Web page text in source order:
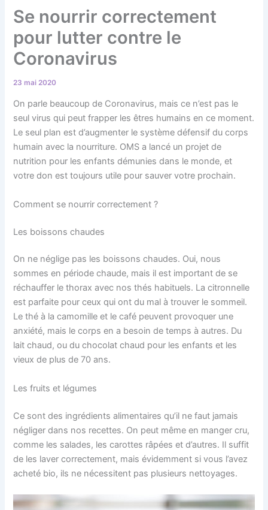
Se nourrir correctement
pour lutter contre le
Coronavirus
23 mai 2020
On parle beaucoup de Coronavirus, mais ce n’est pas le
seul virus qui peut frapper les êtres humains en ce moment.
Le seul plan est d’augmenter le système défensif du corps
humain avec la nourriture. OMS a lancé un projet de
nutrition pour les enfants démunies dans le monde, et
votre don est toujours utile pour sauver votre prochain.
Comment se nourrir correctement ?
Les boissons chaudes
On ne néglige pas les boissons chaudes. Oui, nous
sommes en période chaude, mais il est important de se
réchauffer le thorax avec nos thés habituels. La citronnelle
est parfaite pour ceux qui ont du mal à trouver le sommeil.
Le thé à la camomille et le café peuvent provoquer une
anxiété, mais le corps en a besoin de temps à autres. Du
lait chaud, ou du chocolat chaud pour les enfants et les
vieux de plus de 70 ans.
Les fruits et légumes
Ce sont des ingrédients alimentaires qu’il ne faut jamais
négliger dans nos recettes. On peut même en manger cru,
comme les salades, les carottes râpées et d’autres. Il suffit
de les laver correctement, mais évidemment si vous l’avez
acheté bio, ils ne nécessitent pas plusieurs nettoyages.